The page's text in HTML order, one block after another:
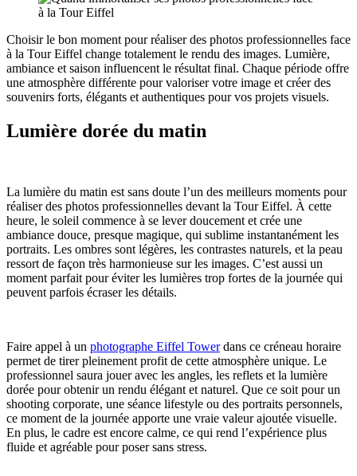
Choisir le bon moment pour réaliser des photos professionnelles face
à la Tour Eiffel change totalement le rendu des images. Lumière,
ambiance et saison influencent le résultat final. Chaque période offre
une atmosphère différente pour valoriser votre image et créer des
souvenirs forts, élégants et authentiques pour vos projets visuels.
Lumière dorée du matin
La lumière du matin est sans doute l’un des meilleurs moments pour
réaliser des photos professionnelles devant la Tour Eiffel. À cette
heure, le soleil commence à se lever doucement et crée une
ambiance douce, presque magique, qui sublime instantanément les
portraits. Les ombres sont légères, les contrastes naturels, et la peau
ressort de façon très harmonieuse sur les images. C’est aussi un
moment parfait pour éviter les lumières trop fortes de la journée qui
peuvent parfois écraser les détails.
Faire appel à un photographe Eiffel Towerdans ce créneau horaire
permet de tirer pleinement profit de cette atmosphère unique. Le
professionnel saura jouer avec les angles, les reflets et la lumière
dorée pour obtenir un rendu élégant et naturel. Que ce soit pour un
shooting corporate, une séance lifestyle ou des portraits personnels,
ce moment de la journée apporte une vraie valeur ajoutée visuelle.
En plus, le cadre est encore calme, ce qui rend l’expérience plus
fluide et agréable pour poser sans stress.